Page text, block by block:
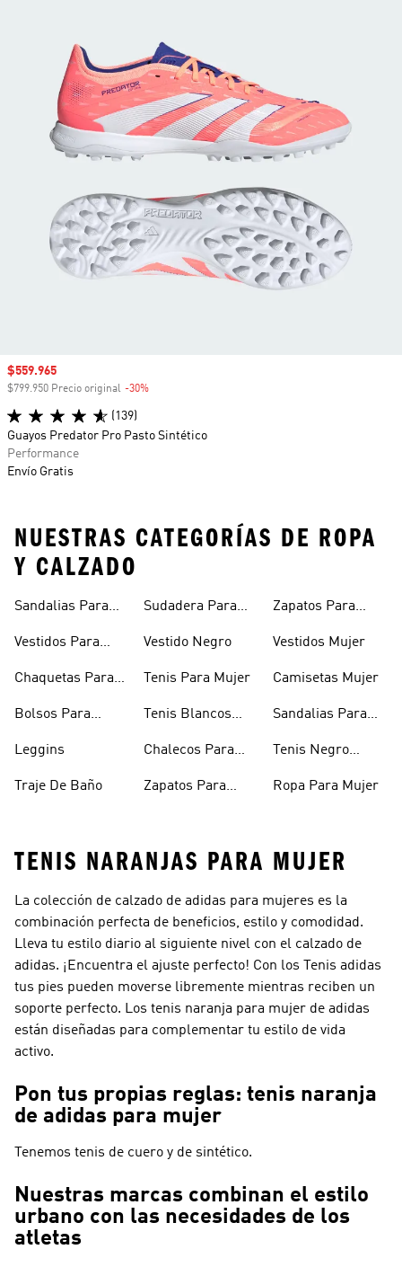
Precio de venta
$559.965
$799.950 Precio original -30%
(139)
Guayos Predator Pro Pasto Sintético
Performance
Envío Gratis
NUESTRAS CATEGORÍAS DE ROPA
Y CALZADO
Sandalias Para
Vestidos Para
Chaquetas Para
Bolsos Para
Leggins
Traje De Baño
Sudadera Para
Vestido Negro
Tenis Para Mujer
Tenis Blancos
Chalecos Para
Zapatos Para
Zapatos Para
Vestidos Mujer
Camisetas Mujer
Sandalias Para
Tenis Negro
Ropa Para Mujer
TENIS NARANJAS PARA MUJER
La colección de calzado de adidas para mujeres es la
combinación perfecta de beneficios, estilo y comodidad.
Lleva tu estilo diario al siguiente nivel con el calzado de
adidas. ¡Encuentra el ajuste perfecto! Con los Tenis adidas
tus pies pueden moverse libremente mientras reciben un
soporte perfecto. Los tenis naranja para mujer de adidas
están diseñadas para complementar tu estilo de vida
activo.
Pon tus propias reglas: tenis naranja
de adidas para mujer
Tenemos tenis de cuero y de sintético.
Nuestras marcas combinan el estilo
urbano con las necesidades de los
atletas